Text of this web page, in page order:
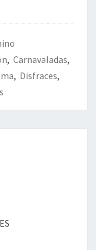
, Carnavaladas,
, Disfraces,